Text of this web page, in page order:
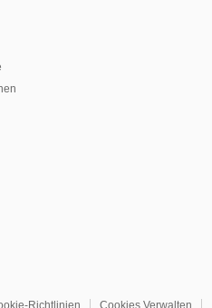
Richtlinien Cookies Verwalten